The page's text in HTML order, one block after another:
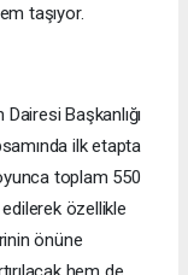
taşıyor.
Başkanlığı
ilk etapta
toplam 550
özellikle
önüne